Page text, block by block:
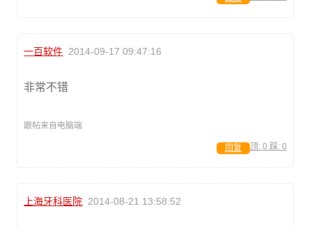
一百软件 2014-09-17 09:47:16
非常不错
跟帖来自电脑端
顶: 0 踩: 0
回复
上海牙科医院 2014-08-21 13:58:52